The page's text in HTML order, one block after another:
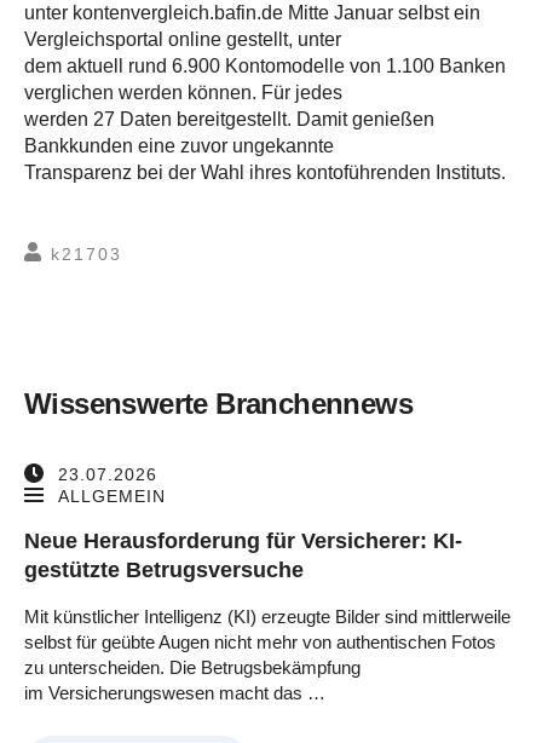
unter kontenvergleich.bafin.de Mitte Januar selbst ein
Vergleichsportal online gestellt, unter
dem aktuell rund 6.900 Kontomodelle von 1.100 Banken
verglichen werden können. Für jedes
werden 27 Daten bereitgestellt. Damit genießen
Bankkunden eine zuvor ungekannte
Transparenz bei der Wahl ihres kontoführenden Instituts.
k21703
Wissenswerte Branchennews
23.07.2026
ALLGEMEIN
Neue Herausforderung für Versicherer: KI-
gestützte Betrugsversuche
Mit künstlicher Intelligenz (KI) erzeugte Bilder sind mittlerweile
selbst für geübte Augen nicht mehr von authentischen Fotos
zu unterscheiden. Die Betrugsbekämpfung
im Versicherungswesen macht das …